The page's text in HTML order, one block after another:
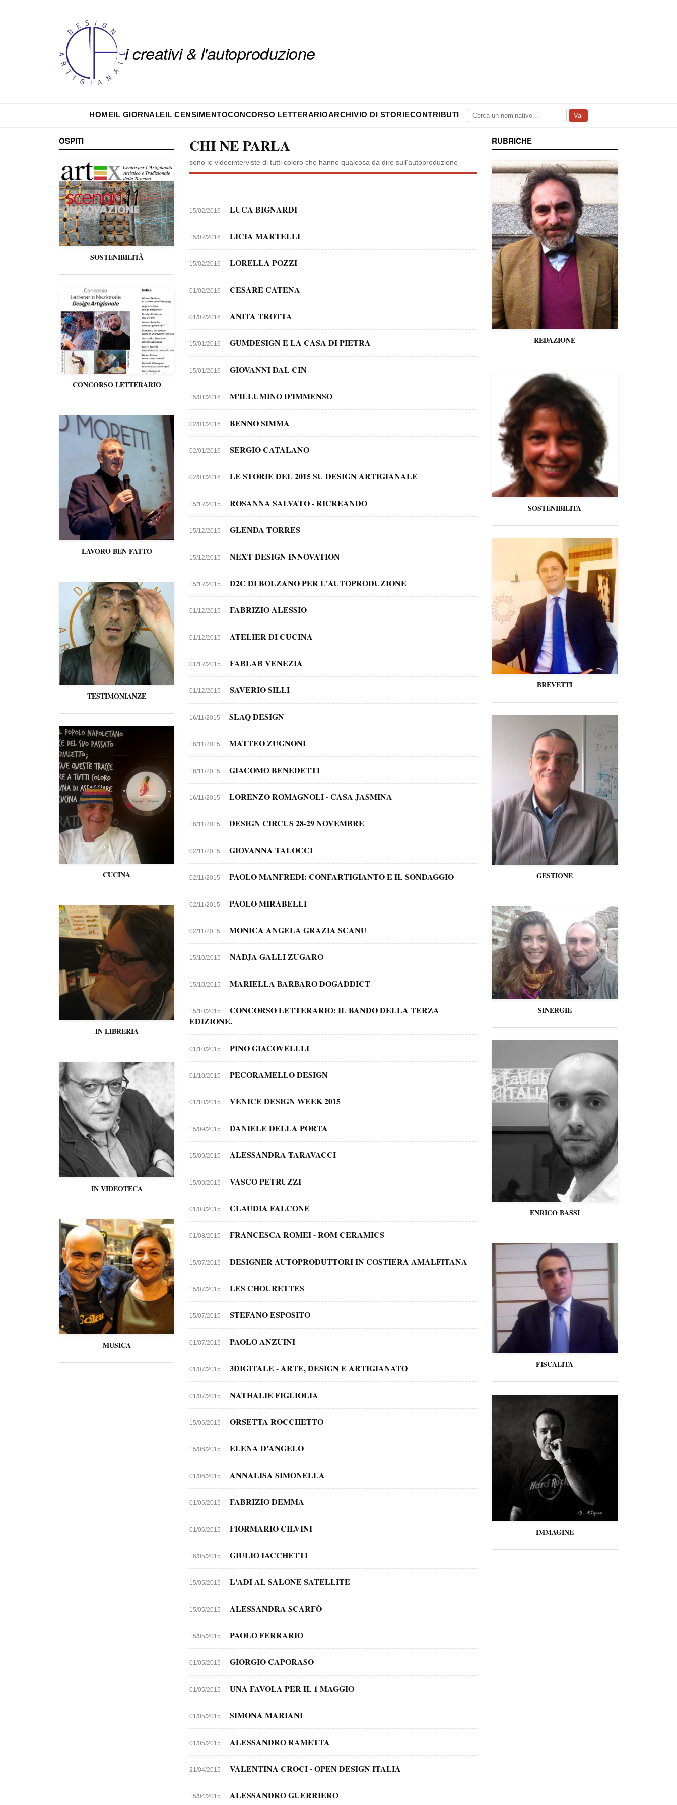
i creativi & l'autoproduzione
HOMEIL GIORNALEIL CENSIMENTOCONCORSO LETTERARIOARCHIVIO DI STORIECONTRIBUTI Vai
OSPITI
SOSTENIBILITÀ
CONCORSO LETTERARIO
LAVORO BEN FATTO
TESTIMONIANZE
CUCINA
IN LIBRERIA
IN VIDEOTECA
MUSICA
CHI NE PARLA
sono le videointerviste di tutti coloro che hanno qualcosa da dire sull'autoproduzione
15/02/2016 LUCA BIGNARDI
15/02/2016 LICIA MARTELLI
15/02/2016 LORELLA POZZI
01/02/2016 CESARE CATENA
01/02/2016 ANITA TROTTA
15/01/2016 GUMDESIGN E LA CASA DI PIETRA
15/01/2016 GIOVANNI DAL CIN
15/01/2016 M'ILLUMINO D'IMMENSO
02/01/2016 BENNO SIMMA
02/01/2016 SERGIO CATALANO
02/01/2016 LE STORIE DEL 2015 SU DESIGN ARTIGIANALE
15/12/2015 ROSANNA SALVATO - RICREANDO
15/12/2015 GLENDA TORRES
15/12/2015 NEXT DESIGN INNOVATION
15/12/2015 D2C DI BOLZANO PER L'AUTOPRODUZIONE
01/12/2015 FABRIZIO ALESSIO
01/12/2015 ATELIER DI CUCINA
01/12/2015 FABLAB VENEZIA
01/12/2015 SAVERIO SILLI
16/11/2015 SLAQ DESIGN
16/11/2015 MATTEO ZUGNONI
16/11/2015 GIACOMO BENEDETTI
16/11/2015 LORENZO ROMAGNOLI - CASA JASMINA
16/11/2015 DESIGN CIRCUS 28-29 NOVEMBRE
02/11/2015 GIOVANNA TALOCCI
02/11/2015 PAOLO MANFREDI: CONFARTIGIANTO E IL SONDAGGIO
02/11/2015 PAOLO MIRABELLI
02/11/2015 MONICA ANGELA GRAZIA SCANU
15/10/2015 NADJA GALLI ZUGARO
15/10/2015 MARIELLA BARBARO DOGADDICT
15/10/2015
CONCORSO LETTERARIO: IL BANDO DELLA TERZA
EDIZIONE.
01/10/2015 PINO GIACOVELLLI
01/10/2015 PECORAMELLO DESIGN
01/10/2015 VENICE DESIGN WEEK 2015
15/09/2015 DANIELE DELLA PORTA
15/09/2015 ALESSANDRA TARAVACCI
15/09/2015 VASCO PETRUZZI
01/08/2015 CLAUDIA FALCONE
01/08/2015 FRANCESCA ROMEI - ROM CERAMICS
15/07/2015 DESIGNER AUTOPRODUTTORI IN COSTIERA AMALFITANA
15/07/2015 LES CHOURETTES
15/07/2015 STEFANO ESPOSITO
01/07/2015 PAOLO ANZUINI
01/07/2015 3DIGITALE - ARTE, DESIGN E ARTIGIANATO
01/07/2015 NATHALIE FIGLIOLIA
15/06/2015 ORSETTA ROCCHETTO
15/06/2015 ELENA D'ANGELO
01/06/2015 ANNALISA SIMONELLA
01/06/2015 FABRIZIO DEMMA
01/06/2015 FIORMARIO CILVINI
16/05/2015 GIULIO IACCHETTI
15/05/2015 L'ADI AL SALONE SATELLITE
15/05/2015 ALESSANDRA SCARFÒ
15/05/2015 PAOLO FERRARIO
01/05/2015 GIORGIO CAPORASO
01/05/2015 UNA FAVOLA PER IL 1 MAGGIO
01/05/2015 SIMONA MARIANI
01/05/2015 ALESSANDRO RAMETTA
21/04/2015 VALENTINA CROCI - OPEN DESIGN ITALIA
15/04/2015 ALESSANDRO GUERRIERO
RUBRICHE
REDAZIONE
SOSTENIBILITA
BREVETTI
GESTIONE
SINERGIE
ENRICO BASSI
FISCALITA
IMMAGINE